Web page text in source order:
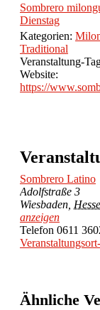
Sombrero
Dienstag
Kategorien:
Traditional
Veranstaltung-
Website:
https://
Sombrero Latino
Adolfstraße 3
Wiesbaden
anzeigen
Telefon 0611
Ähnliche